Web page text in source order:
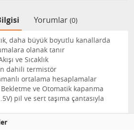
Yorumlar (0)
daha büyük boyutlu kanallarda
olanak tanır
ve Sıcaklık
dahili termistör
ortalama hesaplamalar
ve Otomatik kapanma
pil ve sert taşıma çantasıyla